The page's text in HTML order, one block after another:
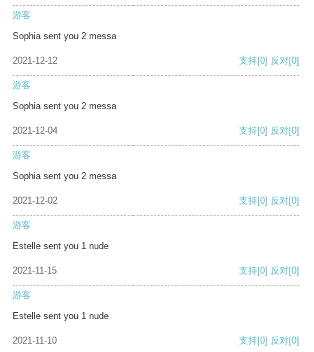
游客
Sophia sent you 2 messa
2021-12-12 支持[0] 反对[0]
游客
Sophia sent you 2 messa
2021-12-04 支持[0] 反对[0]
游客
Sophia sent you 2 messa
2021-12-02 支持[0] 反对[0]
游客
Estelle sent you 1 nude
2021-11-15 支持[0] 反对[0]
游客
Estelle sent you 1 nude
2021-11-10 支持[0] 反对[0]